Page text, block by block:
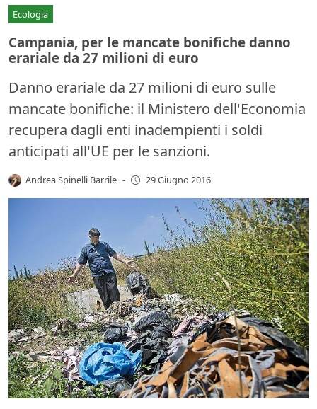
Ecologia
Campania, per le mancate bonifiche danno
erariale da 27 milioni di euro
Danno erariale da 27 milioni di euro sulle
mancate bonifiche: il Ministero dell'Economia
recupera dagli enti inadempienti i soldi
anticipati all'UE per le sanzioni.
Andrea Spinelli Barrile - 29 Giugno 2016